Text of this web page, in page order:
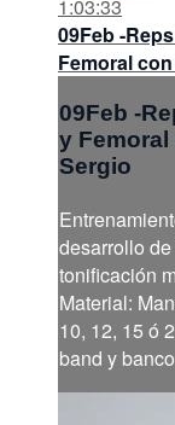
1:03:33
09Feb -
Femoral
09Feb -
y Femoral
Sergio
desarrollo
tonificación
Material:
10, 12, 15 ó
band y